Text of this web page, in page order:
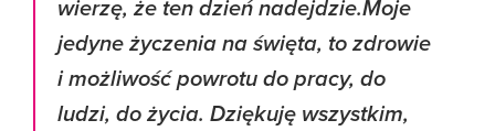
wierzę, że ten dzień nadejdzie.Moje
jedyne życzenia na święta, to zdrowie
i możliwość powrotu do pracy, do
ludzi, do życia. Dziękuję wszystkim,